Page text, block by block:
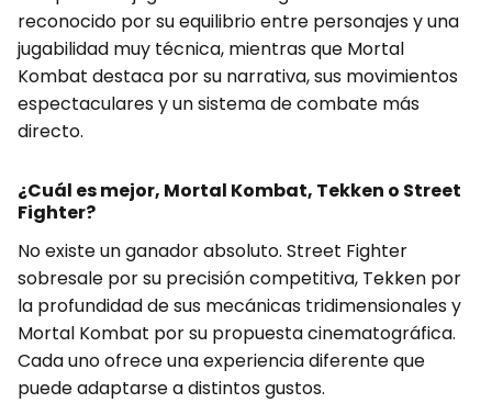
reconocido por su equilibrio entre personajes y una
jugabilidad muy técnica, mientras que Mortal
Kombat destaca por su narrativa, sus movimientos
espectaculares y un sistema de combate más
directo.
¿Cuál es mejor, Mortal Kombat, Tekken o Street
Fighter?
No existe un ganador absoluto. Street Fighter
sobresale por su precisión competitiva, Tekken por
la profundidad de sus mecánicas tridimensionales y
Mortal Kombat por su propuesta cinematográfica.
Cada uno ofrece una experiencia diferente que
puede adaptarse a distintos gustos.